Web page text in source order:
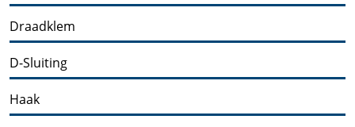
Draadklem
D-Sluiting
Haak